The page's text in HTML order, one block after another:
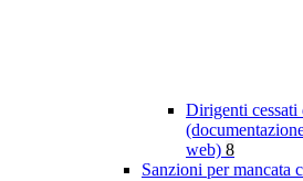
Dirigenti
web) 8
Sanzioni per mancata